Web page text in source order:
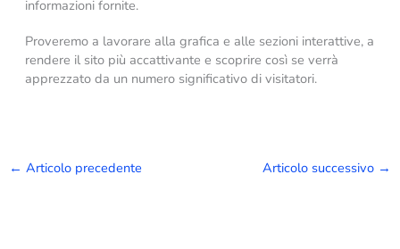
informazioni fornite.
Proveremo a lavorare alla grafica e alle sezioni interattive, a
rendere il sito più accattivante e scoprire così se verrà
apprezzato da un numero significativo di visitatori.
← Articolo precedente Articolo successivo →